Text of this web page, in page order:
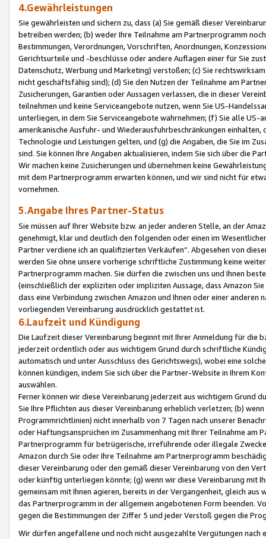
4.Gewährleistungen
Sie gewährleisten und sichern zu, dass (a) Sie gemäß dieser
betreiben werden; (b) weder Ihre Teilnahme am Partnerprogramm
Bestimmungen, Verordnungen, Vorschriften, Anordnungen,
Gerichtsurteile und -beschlüsse oder andere Auflagen einer für Sie
Datenschutz, Werbung und Marketing) verstoßen; (c) Sie
nicht geschäftsfähig sind); (d) Sie den Nutzen der Teilnahme am
Zusicherungen, Garantien oder Aussagen verlassen, die in dieser
teilnehmen und keine Serviceangebote nutzen, wenn Sie US-
unterliegen, in dem Sie Serviceangebote wahrnehmen; (f) Sie alle
amerikanische Ausfuhr- und Wiederausfuhrbeschränkungen
Technologie und Leistungen gelten, und (g) die Angaben, die Sie im
sind. Sie können Ihre Angaben aktualisieren, indem Sie sich über die
Wir machen keine Zusicherungen und übernehmen keine
mit dem Partnerprogramm erwarten können, und wir sind nicht für
vornehmen.
5.Angabe Ihres Partner-Status
Sie müssen auf Ihrer Website bzw. an jeder anderen Stelle, an der
genehmigt, klar und deutlich den folgenden oder einen im
Partner verdiene ich an qualifizierten Verkäufen“. Abgesehen von
werden Sie ohne unsere vorherige schriftliche Zustimmung keine
Partnerprogramm machen. Sie dürfen die zwischen uns und Ihnen
(einschließlich der expliziten oder impliziten Aussage, dass Amazon
dass eine Verbindung zwischen Amazon und Ihnen oder einer
vorliegenden Vereinbarung ausdrücklich gestattet ist.
6.Laufzeit und Kündigung
Die Laufzeit dieser Vereinbarung beginnt mit Ihrer Anmeldung für die
jederzeit ordentlich oder aus wichtigem Grund durch schriftliche
automatisch und unter Ausschluss des Gerichtswegs), wobei eine
können kündigen, indem Sie sich über die Partner-Website in Ihrem
auswählen.
Ferner können wir diese Vereinbarung jederzeit aus wichtigem Grund
Sie Ihre Pflichten aus dieser Vereinbarung erheblich verletzen; (b)
Programmrichtlinien) nicht innerhalb von 7 Tagen nach unserer
oder Haftungsansprüchen im Zusammenhang mit Ihrer Teilnahme am
Partnerprogramm für betrügerische, irreführende oder illegale
Amazon durch Sie oder Ihre Teilnahme am Partnerprogramm
dieser Vereinbarung oder den gemäß dieser Vereinbarung von den
oder künftig unterliegen könnte; (g) wenn wir diese Vereinbarung mit
gemeinsam mit Ihnen agieren, bereits in der Vergangenheit, gleich
das Partnerprogramm in der allgemein angebotenen Form beenden.
gegen die Bestimmungen der Ziffer 5 und jeder Verstoß gegen die
Wir dürfen angefallene und noch nicht ausgezahlte Vergütungen